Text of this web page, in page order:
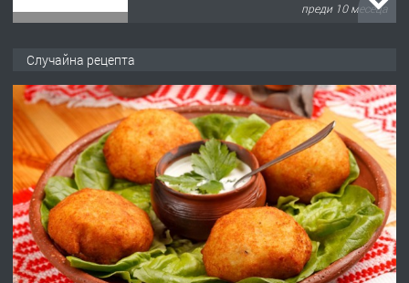
преди 10 месеца
преди 1 година
ПРЕДЛАГА Работа за общи работници
преди 1 година
Случайна рецепта